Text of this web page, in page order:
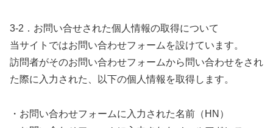
3-2．お問い合せされた個人情報の取得について
当サイトではお問い合わせフォームを設けています。
訪問者がそのお問い合わせフォームから問い合わせをされ
た際に入力された、以下の個人情報を取得します。
・お問い合わせフォームに入力された名前（HN）